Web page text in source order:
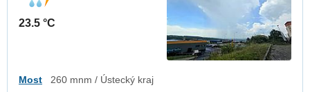
23.5 °C
Most 260 mnm / Ústecký kraj